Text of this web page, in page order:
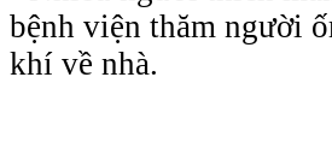
bệnh viện thăm người
khí về nhà.